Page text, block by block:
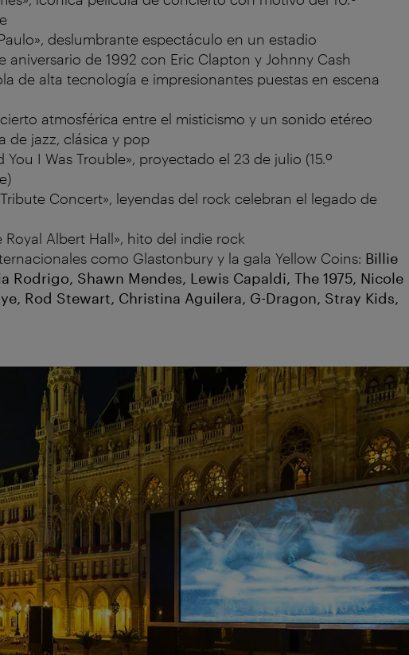
deslumbrante espectáculo en un estadio
aniversario de 1992 con Eric Clapton y Johnny Cash
de alta tecnología e impresionantes puestas en escena
atmosférica entre el misticismo y un sonido etéreo
de jazz, clásica y pop
You I Was Trouble», proyectado el 23 de julio (15.º
Tribute Concert», leyendas del rock celebran el legado de
Royal Albert Hall», hito del indie rock
como Glastonbury y la gala Yellow Coins: Billie
Rodrigo, Shawn Mendes, Lewis Capaldi, The 1975, Nicole
Rod Stewart, Christina Aguilera, G-Dragon, Stray Kids,